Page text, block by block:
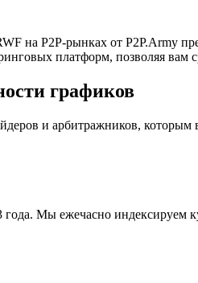
на P2P-рынках от P2P.Army
платформ, позволяя
графиков
и арбитражников, которым
года. Мы ежечасно